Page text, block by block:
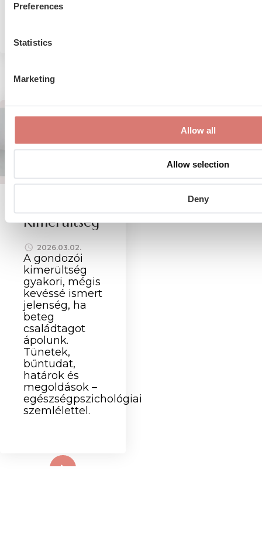
Preferences
Statistics
Marketing
Allow all
Allow selection
Deny
kérni?
EGÉSZSÉG
Kimerültség
2026.03.02.
A gondozói
kimerültség
gyakori, mégis
kevéssé ismert
jelenség, ha
beteg
családtagot
ápolunk.
Tünetek,
bűntudat,
határok és
megoldások –
egészségpszichológiai
szemlélettel.